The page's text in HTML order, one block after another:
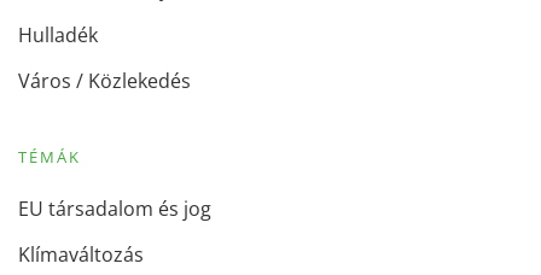
Hulladék
Város / Közlekedés
TÉMÁK
EU társadalom és jog
Klímaváltozás